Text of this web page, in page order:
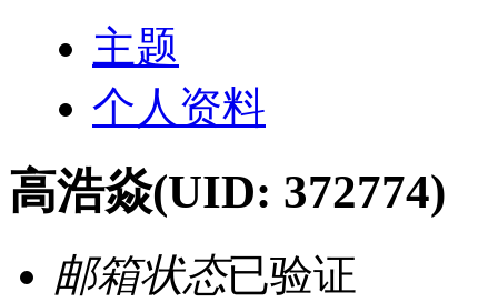
主题
个人资料
高浩焱(UID: 372774)
邮箱状态已验证